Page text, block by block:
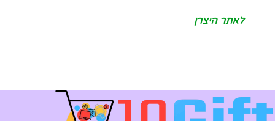
לאתר היצרן